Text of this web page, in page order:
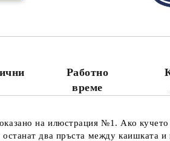
Работно
време
на илюстрация №1. Ако
останат два пръста между каишката